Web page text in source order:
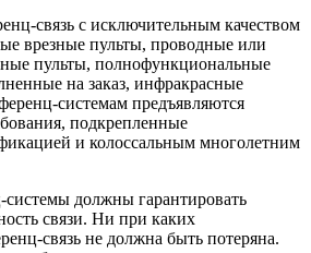
связь с исключительным качеством
врезные пульты, проводные или
пульты, полнофункциональные
на заказ, инфракрасные
системам предъявляются
подкрепленные
и колоссальным многолетним
должны гарантировать
связи. Ни при каких
связь не должна быть потеряна.